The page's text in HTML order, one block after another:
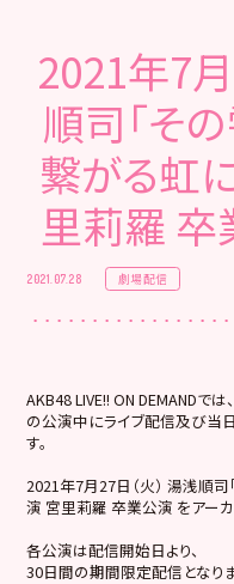
2021年7
順司「そ
繋がる虹
里莉羅 卒
2021.07.28 劇場配信
AKB48 LIVE!! ON DEMANDで
の公演中にライブ配信及び当
す。
2021年7月27日（火） 湯浅順司
演 宮里莉羅 卒業公演 をアーカ
各公演は配信開始日より、
30日間の期間限定配信となりま